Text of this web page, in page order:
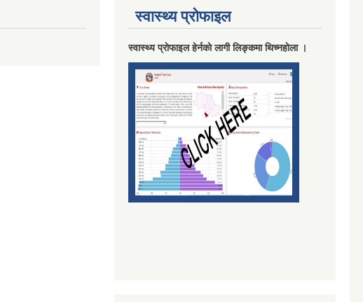
स्वास्थ्य प्राेफाइल
स्वास्थ्य प्राेफाइल हेर्नकाे लागी लिङ्कमा थिच्नहाेला ।